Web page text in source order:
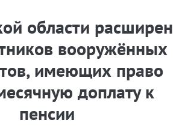
области расширен
вооружённых
имеющих право
доплату к
пенсии